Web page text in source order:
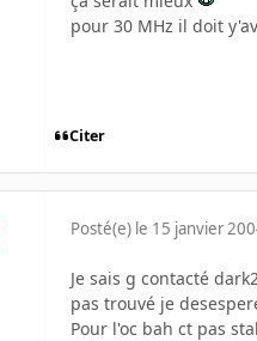
pour 30 MHz il doit
Citer
Posté(e) le 15 janvier
Je sais g contacté
pas trouvé je
Pour l'oc bah ct pas